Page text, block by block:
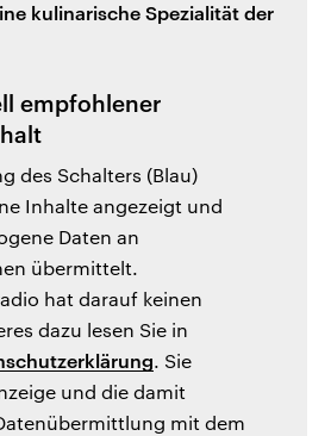
kulinarische Spezialität der
empfohlener
des Schalters (Blau)
Inhalte angezeigt und
Daten an
übermittelt.
hat darauf keinen
dazu lesen Sie in
. Sie
und die damit
mit dem